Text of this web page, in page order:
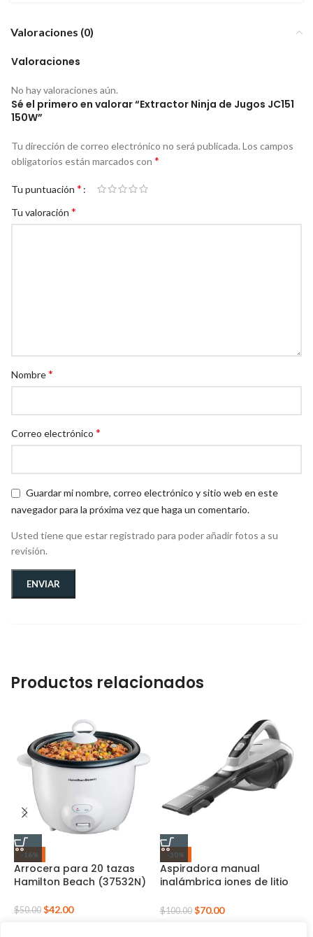
Valoraciones (0)
Valoraciones
No hay valoraciones aún.
Sé el primero en valorar “Extractor Ninja de Jugos JC151
150W”
Tu dirección de correo electrónico no será publicada. Los campos
obligatorios están marcados con *
Tu puntuación *
Tu valoración *
Nombre*
Correo electrónico *
Guardar mi nombre, correo electrónico y sitio web en este
navegador para la próxima vez que haga un comentario.
Usted tiene que estar registrado para poder añadir fotos a su
revisión.
Productos relacionados
-16%
Arrocera para 20 tazas
Hamilton Beach (37532N)
$50.00 $42.00
-30%
Aspiradora manual
inalámbrica iones de litio
$100.00 $70.00